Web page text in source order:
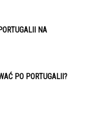
NA
PO PORTUGALII?